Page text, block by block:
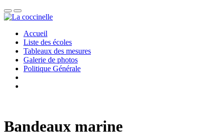
Accueil
Liste des écoles
Tableaux des mesures
Galerie de photos
Politique Générale
Bandeaux marine